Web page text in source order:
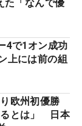
た「なんで優
4で1オン成功
上には前の組
欧州初優勝
るとは」 日本